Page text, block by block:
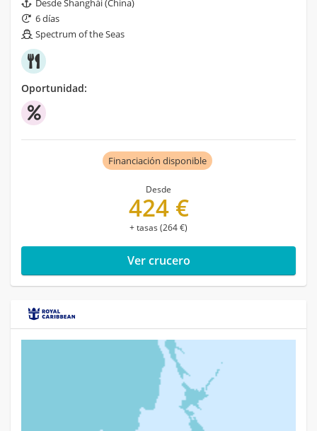
6 días
Spectrum of the Seas
Oportunidad:
Financiación disponible
Desde
424 €
+ tasas (264 €)
Ver crucero